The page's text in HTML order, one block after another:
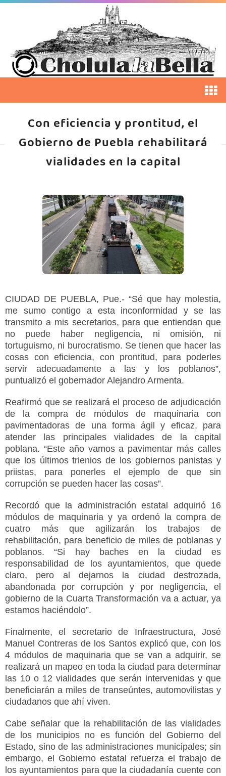
Con eficiencia y prontitud, el
Gobierno de Puebla rehabilitará
vialidades en la capital
CIUDAD DE PUEBLA, Pue.- “Sé que hay molestia,
me sumo contigo a esta inconformidad y se las
transmito a mis secretarios, para que entiendan que
no puede haber negligencia, ni omisión, ni
tortuguismo, ni burocratismo. Se tienen que hacer las
cosas con eficiencia, con prontitud, para poderles
servir adecuadamente a las y los poblanos”,
puntualizó el gobernador Alejandro Armenta.
Reafirmó que se realizará el proceso de adjudicación
de la compra de módulos de maquinaria con
pavimentadoras de una forma ágil y eficaz, para
atender las principales vialidades de la capital
poblana. “Este año vamos a pavimentar más calles
que los últimos trienios de los gobiernos panistas y
priistas, para ponerles el ejemplo de que sin
corrupción se pueden hacer las cosas”.
Recordó que la administración estatal adquirió 16
módulos de maquinaria y ya ordenó la compra de
cuatro más que agilizarán los trabajos de
rehabilitación, para beneficio de miles de poblanas y
poblanos. “Si hay baches en la ciudad es
responsabilidad de los ayuntamientos, que quede
claro, pero al dejarnos la ciudad destrozada,
abandonada por corrupción y por negligencia, el
gobierno de la Cuarta Transformación va a actuar, ya
estamos haciéndolo”.
Finalmente, el secretario de Infraestructura, José
Manuel Contreras de los Santos explicó que, con los
4 módulos de maquinaria que se van a adquirir, se
realizará un mapeo en toda la ciudad para determinar
las 10 o 12 vialidades que serán intervenidas y que
beneficiarán a miles de transeúntes, automovilistas y
ciudadanos que ahí viven.
Cabe señalar que la rehabilitación de las vialidades
de los municipios no es función del Gobierno del
Estado, sino de las administraciones municipales; sin
embargo, el Gobierno estatal refuerza el trabajo de
los ayuntamientos para que la ciudadanía cuente con